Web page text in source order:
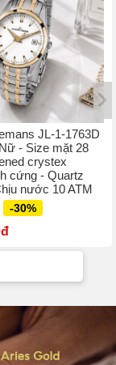
JL-1-1763D
- Size mặt 28
crystex
cứng - Quartz
nước 10 ATM
-30%